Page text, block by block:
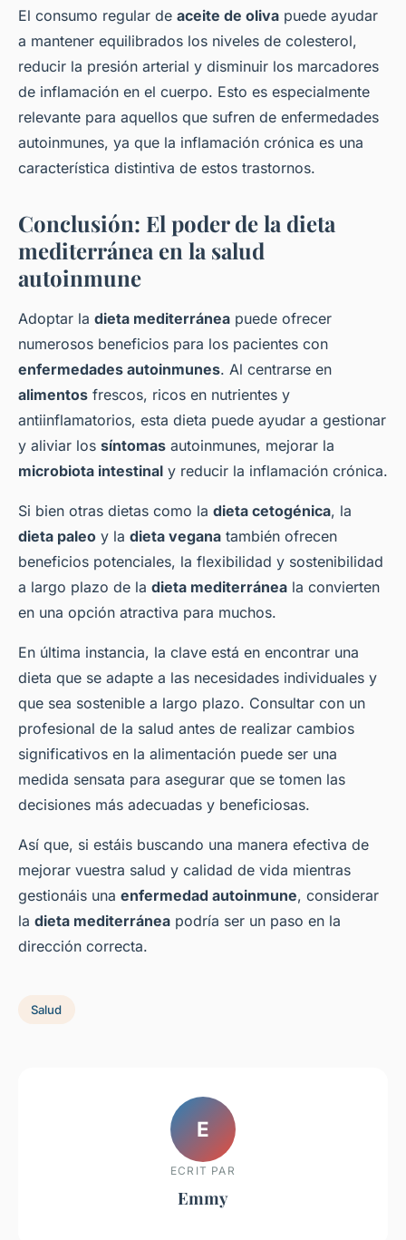
El consumo regular de aceite de oliva puede ayudar
a mantener equilibrados los niveles de colesterol,
reducir la presión arterial y disminuir los marcadores
de inflamación en el cuerpo. Esto es especialmente
relevante para aquellos que sufren de enfermedades
autoinmunes, ya que la inflamación crónica es una
característica distintiva de estos trastornos.
Conclusión: El poder de la dieta
mediterránea en la salud
autoinmune
Adoptar la dieta mediterránea puede ofrecer
numerosos beneficios para los pacientes con
enfermedades autoinmunes. Al centrarse en
alimentos frescos, ricos en nutrientes y
antiinflamatorios, esta dieta puede ayudar a gestionar
y aliviar los síntomas autoinmunes, mejorar la
microbiota intestinal y reducir la inflamación crónica.
Si bien otras dietas como la dieta cetogénica, la
dieta paleo y la dieta vegana también ofrecen
beneficios potenciales, la flexibilidad y sostenibilidad
a largo plazo de la dieta mediterránea la convierten
en una opción atractiva para muchos.
En última instancia, la clave está en encontrar una
dieta que se adapte a las necesidades individuales y
que sea sostenible a largo plazo. Consultar con un
profesional de la salud antes de realizar cambios
significativos en la alimentación puede ser una
medida sensata para asegurar que se tomen las
decisiones más adecuadas y beneficiosas.
Así que, si estáis buscando una manera efectiva de
mejorar vuestra salud y calidad de vida mientras
gestionáis una enfermedad autoinmune, considerar
la dieta mediterránea podría ser un paso en la
dirección correcta.
Salud
E
ECRIT PAR
Emmy